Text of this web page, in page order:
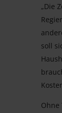
„Die
soll